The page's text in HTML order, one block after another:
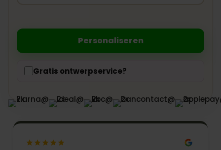
Personaliseren
Gratis ontwerpservice?